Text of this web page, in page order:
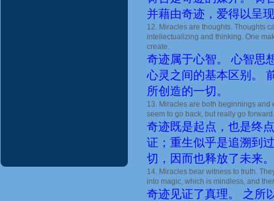
并藉由奇迹，爱得以呈
12. Miracles are thoughts. Thoughts
intellectualizing and thinking. One
create.
奇迹属于心智。 心智思
心灵之间的基本区别。
所创造的一切。
13. Miracles are both beginnings and
seem to go back, but really go
奇迹既是起点，也是终
证；重生似乎是追溯到
切，因而也释放了未来。
14. Miracles bear witness to truth.
into magic, which is mindless, and
奇迹见证了真理。 之所